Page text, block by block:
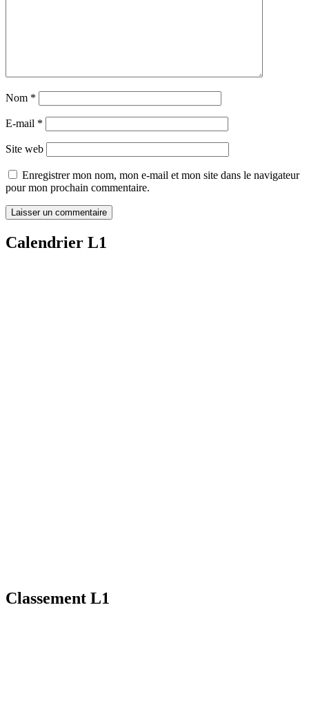
Nom *
E-mail *
Site web
Enregistrer mon nom, mon e-mail et mon site dans le navigateur
pour mon prochain commentaire.
Calendrier L1
Classement L1